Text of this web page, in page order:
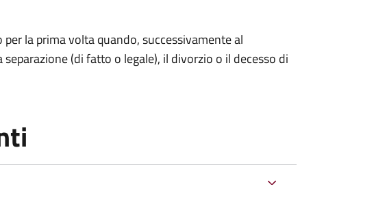
la prima volta quando, successivamente al
(di fatto o legale), il divorzio o il decesso di